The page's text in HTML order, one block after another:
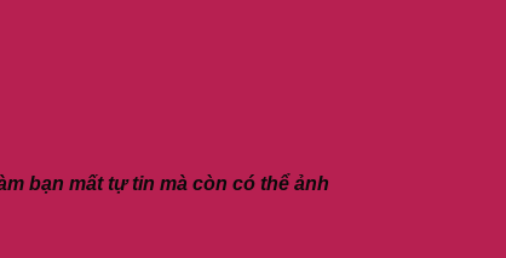
bạn mất tự tin mà còn có thể ảnh